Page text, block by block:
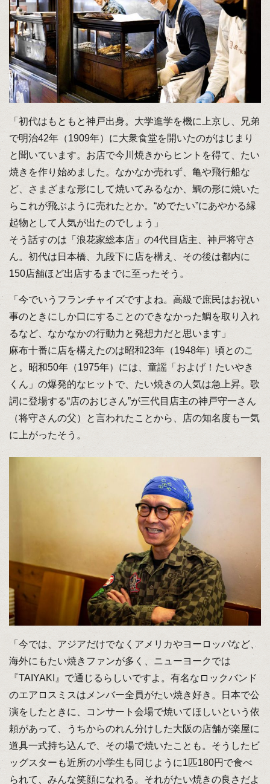
「初代はもともと神戸出身。大学進学を機に上京し、兄弟
で明治42年（1909年）に大衆食堂を開いたのがはじまり
と聞いています。お店で今川焼きからヒントを得て、たい
焼きを作り始めました。なかなか売れず、亀や飛行船な
ど、さまざまな形にして焼いてみるなか、鯛の形に焼いた
らこれが飛ぶように売れたとか。“めでたい”にあやかる縁
起物として人気が出たのでしょう」
そう話すのは「浪花家総本店」の4代目店主、神戸将守さ
ん。初代は日本橋、九段下に店を構え、その後は都内に
150店舗ほど出店するまでに至ったそう。
「今でいうフランチャイズですよね。高級で庶民はお祝い
事のときにしか口にすることのできなかった鯛を取り入れ
るなど、なかなかの行動力と発想力だと思います」
麻布十番に店を構えたのは昭和23年（1948年）頃とのこ
と。昭和50年（1975年）には、童謡「およげ！たいやき
くん」の爆発的なヒットで、たい焼きの人気は急上昇。歌
詞に登場する“店のおじさん”が三代目店主の神戸守一さん
（将守さんの父）と言われたことから、店の知名度も一気
に上がったそう。
「今では、アジアだけでなくアメリカやヨーロッパなど、
海外にもたい焼きファンが多く、ニューヨークでは
『TAIYAKI』で通じるらしいですよ。有名なロックバンド
のエアロスミスはメンバー全員がたい焼き好き。日本で公
演をしたときに、コンサート会場で焼いてほしいという依
頼があって、うちからのれん分けした大阪の店舗が楽屋に
道具一式持ち込んで、その場で焼いたことも。そうしたビ
ッグスターも近所の小学生も同じように1匹180円で食べ
られて、みんな笑顔になれる。それがたい焼きの良さだよ